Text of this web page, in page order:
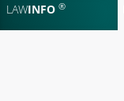
LAWINFO ®